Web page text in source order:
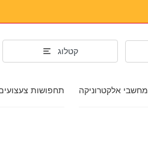
קטלוג
תחפושות מחשבי אלקטרוניקה